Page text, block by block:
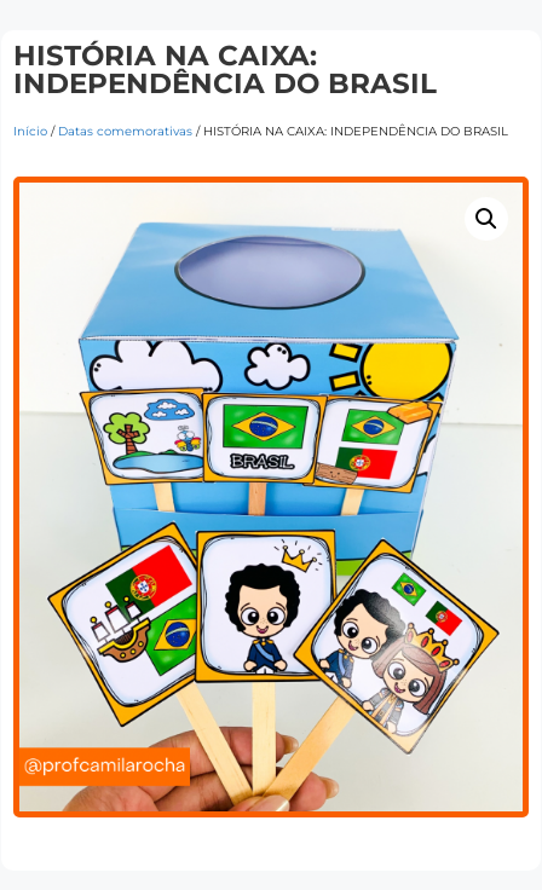
HISTÓRIA NA CAIXA:
INDEPENDÊNCIA DO BRASIL
Início / Datas comemorativas / HISTÓRIA NA CAIXA: INDEPENDÊNCIA DO BRASIL